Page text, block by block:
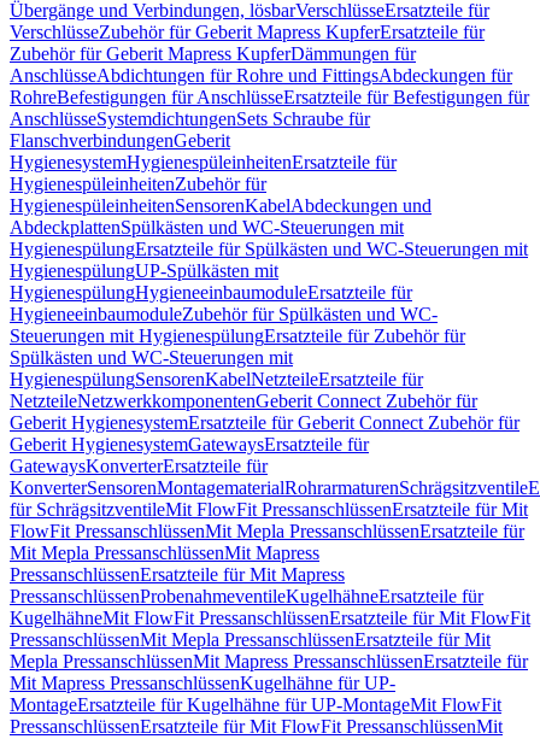
Übergänge und Verbindungen, lösbarVerschlüsseErsatzteile für
VerschlüsseZubehör für Geberit Mapress KupferErsatzteile für
Zubehör für Geberit Mapress KupferDämmungen für
AnschlüsseAbdichtungen für Rohre und FittingsAbdeckungen für
RohreBefestigungen für AnschlüsseErsatzteile für Befestigungen für
AnschlüsseSystemdichtungenSets Schraube für
FlanschverbindungenGeberit
HygienesystemHygienespüleinheitenErsatzteile für
HygienespüleinheitenZubehör für
HygienespüleinheitenSensorenKabelAbdeckungen und
AbdeckplattenSpülkästen und WC-Steuerungen mit
HygienespülungErsatzteile für Spülkästen und WC-Steuerungen mit
HygienespülungUP-Spülkästen mit
HygienespülungHygieneeinbaumoduleErsatzteile für
HygieneeinbaumoduleZubehör für Spülkästen und WC-
Steuerungen mit HygienespülungErsatzteile für Zubehör für
Spülkästen und WC-Steuerungen mit
HygienespülungSensorenKabelNetzteileErsatzteile für
NetzteileNetzwerkkomponentenGeberit Connect Zubehör für
Geberit HygienesystemErsatzteile für Geberit Connect Zubehör für
Geberit HygienesystemGatewaysErsatzteile für
GatewaysKonverterErsatzteile für
KonverterSensorenMontagematerialRohrarmaturenSchrägsitzventile
für SchrägsitzventileMit FlowFit PressanschlüssenErsatzteile für Mit
FlowFit PressanschlüssenMit Mepla PressanschlüssenErsatzteile für
Mit Mepla PressanschlüssenMit Mapress
PressanschlüssenErsatzteile für Mit Mapress
PressanschlüssenProbenahmeventileKugelhähneErsatzteile für
KugelhähneMit FlowFit PressanschlüssenErsatzteile für Mit FlowFit
PressanschlüssenMit Mepla PressanschlüssenErsatzteile für Mit
Mepla PressanschlüssenMit Mapress PressanschlüssenErsatzteile für
Mit Mapress PressanschlüssenKugelhähne für UP-
MontageErsatzteile für Kugelhähne für UP-MontageMit FlowFit
PressanschlüssenErsatzteile für Mit FlowFit PressanschlüssenMit